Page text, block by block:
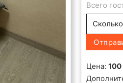
Всего
Цена: 100